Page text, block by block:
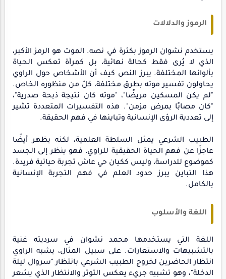
الرموز والدلالات
يستخدم نشوان الرموز بكثرة في نصه. الموت هو الرمز الأكبر،
الذي لا يُرى فقط كحالة نهائية، بل كمرآة تعكس الحياة
بألوانها المختلفة. يبرز النص كيف أن الأشخاص حول الراوي
يحاولون تفسير موته بطرق مختلفة، كلٌ من منظوره الخاص.
"لم يكن المسكين مريضًا"، "موته كان نتيجة ذبحة صدرية"،
"كان مصابًا بمرض مزمن". هذه التفسيرات المتعددة تشير
إلى تعددية الرؤى الإنسانية وتباينها في فهم الحقيقة.
الطبيب الشرعي يمثل السلطة العلمية، لكنه يظهر أيضًا
عاجزًا عن فهم الحياة الحقيقية للراوي، فهو ينظر إلى الجسد
كموضوع للدراسة، وليس ككيان حي عاش تجربة حياتية فريدة.
هذا التباين يبرز حدود العلم في فهم التجربة الإنسانية
بالكامل.
اللغة والأسلوب
اللغة التي يستخدمها محمد نشوان في سرديته غنية
بالتشبيهات والاستعارات. على سبيل المثال، يشبه الراوي
انتظار الحاضرين لخروج الطبيب الشرعي بانتظار "سروال ليلة
الدخلة"، وهو تشبيه جريء يعكس التوتر والانتظار الذي يشعر